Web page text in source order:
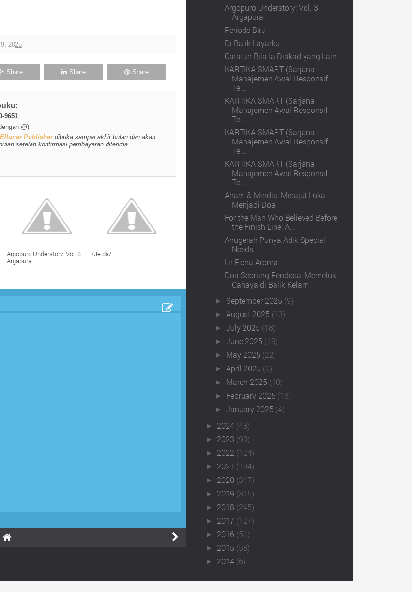
2025
Share Share Share
9651
@)
Ellunar Publisherdibuka sampai akhir bulan dan akan
setelah konfirmasi pembayaran diterima
Argopuro Understory: Vol. 3
Argapura
/Je.da/
Argopuro Understory: Vol. 3
Argapura
Periode Biru
Di Balik Layarku
Catatan Bila Ia Diakad yang Lain
KARTIKA SMART (Sarjana
Manajemen Awal Responsif
Te...
KARTIKA SMART (Sarjana
Manajemen Awal Responsif
Te...
KARTIKA SMART (Sarjana
Manajemen Awal Responsif
Te...
KARTIKA SMART (Sarjana
Manajemen Awal Responsif
Te...
Aham & Mindia: Merajut Luka
Menjadi Doa
For the Man Who Believed Before
the Finish Line: A...
Anugerah Punya Adik Special
Needs
Lir Rona Aroma
Doa Seorang Pendosa: Memeluk
Cahaya di Balik Kelam
► September 2025 (9)
► August 2025 (13)
►July 2025 (18)
►June 2025 (19)
► May 2025 (22)
► April 2025 (6)
► March 2025 (10)
► February 2025 (18)
►January 2025 (4)
► 2024 (48)
► 2023 (90)
► 2022 (124)
► 2021 (194)
► 2020 (347)
► 2019 (315)
► 2018 (245)
► 2017 (127)
► 2016 (51)
► 2015 (58)
► 2014 (6)